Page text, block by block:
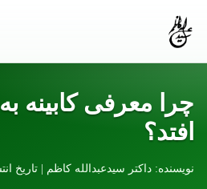
چرا معرفی کابینه
افتد؟
نویسنده: داکتر سیدعبدالله کاظم | تاریخ انتشار: 2